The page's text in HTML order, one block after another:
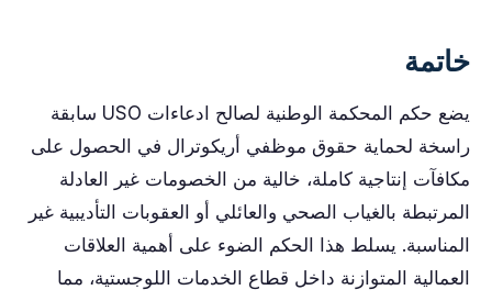
خاتمة
يضع حكم المحكمة الوطنية لصالح ادعاءات USO سابقة
راسخة لحماية حقوق موظفي أريكوترال في الحصول على
مكافآت إنتاجية كاملة، خالية من الخصومات غير العادلة
المرتبطة بالغياب الصحي والعائلي أو العقوبات التأديبية غير
المناسبة. يسلط هذا الحكم الضوء على أهمية العلاقات
العمالية المتوازنة داخل قطاع الخدمات اللوجستية، مما